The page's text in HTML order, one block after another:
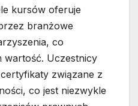
kursów oferuje
branżowe
co
wartość. Uczestnicy
związane z
co jest niezwykle